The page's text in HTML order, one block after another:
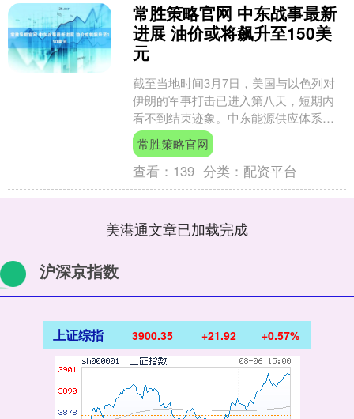
常胜策略官网 中东战事最新
进展 油价或将飙升至150美
元
截至当地时间3月7日，美国与以色列对
伊朗的军事打击已进入第八天，短期内
看不到结束迹象。中东能源供应体系遭
遇重创，国际油价迎来暴涨。卡塔尔能
源大臣警告称，若冲突持....
常胜策略官网
查看： 139 分类： 配资平台
美港通文章已加载完成
沪深京指数
上证综指 3900.35 +21.92 +0.57%